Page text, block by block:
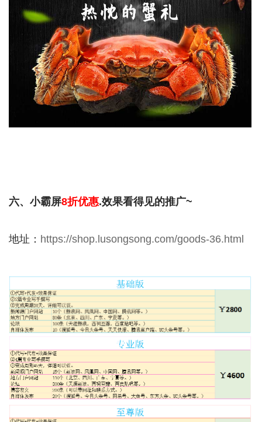
六、小霸屏8折优惠.效果看得见的推广~
地址： https://shop.lusongsong.com/goods-36.html